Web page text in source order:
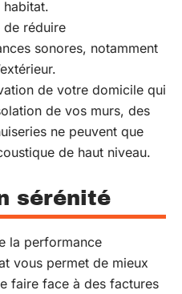
habitat.
de réduire
sonores, notamment
de votre domicile qui
de vos murs, des
ne peuvent que
de haut niveau.
sérénité
la performance
vous permet de mieux
faire face à des factures